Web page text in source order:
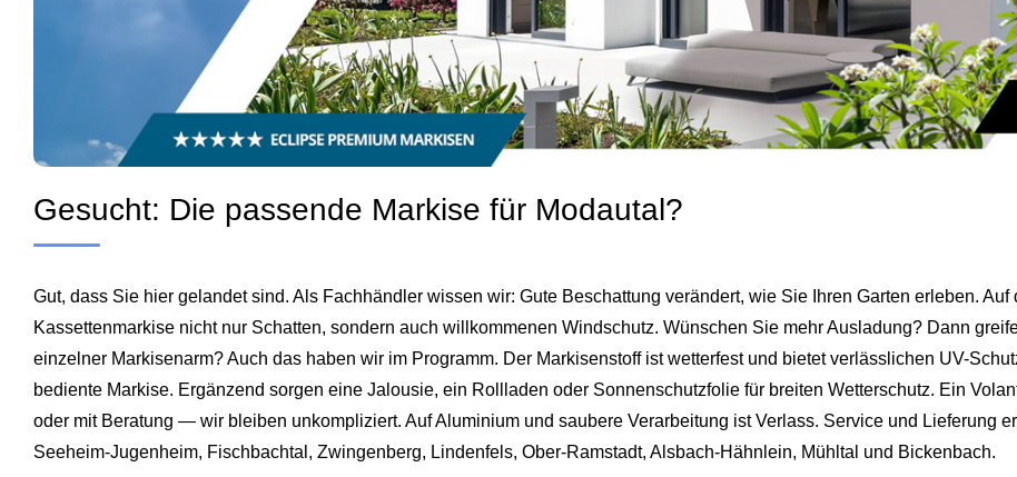
Gesucht: Die passende Markise für Modautal?
Gut, dass Sie hier gelandet sind. Als Fachhändler wissen wir: Gute Beschattung verändert, wie Sie Ihren Garten erleben.
Kassettenmarkise nicht nur Schatten, sondern auch willkommenen Windschutz. Wünschen Sie mehr Ausladung? Dann
einzelner Markisenarm? Auch das haben wir im Programm. Der Markisenstoff ist wetterfest und bietet verlässlichen UV-
bediente Markise. Ergänzend sorgen eine Jalousie, ein Rollladen oder Sonnenschutzfolie für breiten Wetterschutz. Ein
oder mit Beratung — wir bleiben unkompliziert. Auf Aluminium und saubere Verarbeitung ist Verlass. Service und Lieferung
Seeheim-Jugenheim, Fischbachtal , Zwingenberg, Lindenfels, Ober-Ramstadt, Alsbach-Hähnlein, Mühltal und Bickenbach.